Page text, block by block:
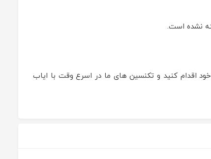
خود اقدام کنید و تکنسین های ما در اسرع وقت با ایاب